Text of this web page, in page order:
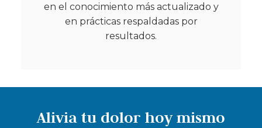
en el conocimiento más actualizado y
en prácticas respaldadas por
resultados.
Alivia tu dolor hoy mismo